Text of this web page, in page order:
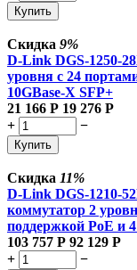
Купить
Скидка 9%
D-Link DGS-1250-
уровня c 24
10GBase-X SFP+
21 166 Р 19 276 Р
+
−
Купить
Скидка 11%
D-Link DGS-1210-
коммутатор 2
поддержкой PoE и
103 757 Р 92 129 Р
+
−